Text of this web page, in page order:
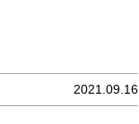
2021.09.16